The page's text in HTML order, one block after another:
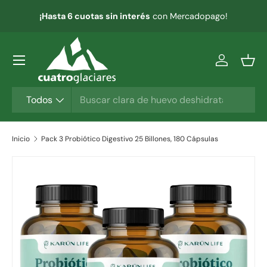
IR AL CONTENIDO
¡Hasta 6 cuotas sin interés con Mercadopago!
Todos
Iniciar
Menú
Inicio Pack 3 Probiótico Digestivo 25 Billones, 180 Cápsulas